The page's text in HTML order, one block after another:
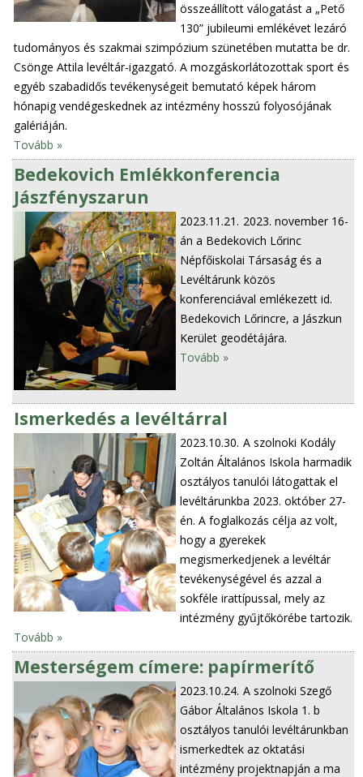
összeállított válogatást a „Pető
130” jubileumi emlékévet lezáró
tudományos és szakmai szimpózium szünetében mutatta be dr.
Csönge Attila levéltár-igazgató. A mozgáskorlátozottak sport és
egyéb szabadidős tevékenységeit bemutató képek három
hónapig vendégeskednek az intézmény hosszú folyosójának
galériáján.
Tovább »
Bedekovich Emlékkonferencia
Jászfényszarun
2023.11.21. 2023. november 16-
án a Bedekovich Lőrinc
Népfőiskolai Társaság és a
Levéltárunk közös
konferenciával emlékezett id.
Bedekovich Lőrincre, a Jászkun
Kerület geodétájára.
Tovább »
Ismerkedés a levéltárral
2023.10.30. A szolnoki Kodály
Zoltán Általános Iskola harmadik
osztályos tanulói látogattak el
levéltárunkba 2023. október 27-
én. A foglalkozás célja az volt,
hogy a gyerekek
megismerkedjenek a levéltár
tevékenységével és azzal a
sokféle irattípussal, mely az
intézmény gyűjtőkörébe tartozik.
Tovább »
Mesterségem címere: papírmerítő
2023.10.24. A szolnoki Szegő
Gábor Általános Iskola 1. b
osztályos tanulói levéltárunkban
ismerkedtek az oktatási
intézmény projektnapján a ma